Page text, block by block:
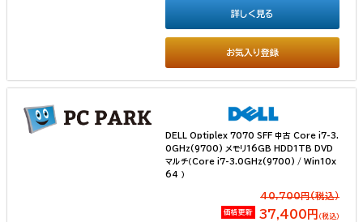
お気入り登録
詳しく見る
DELL Optiplex 7070 SFF 中古 Core i7-3.
0GHz(9700) メモリ16GB HDD1TB DVD
マルチ（Core i7-3.0GHz(9700) / Win10x
64 ）
40,700円(税込）
価格更新 37,400円 （税込）